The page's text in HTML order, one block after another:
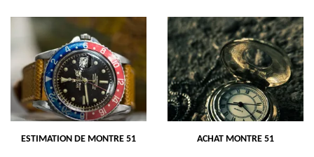
ESTIMATION DE MONTRE 51 ACHAT MONTRE 51